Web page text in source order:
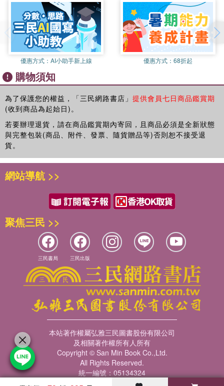
書推出中文版《近代日本論》（臺北：故鄉出版社，1987
年）。
二年後在北京的一家著名出版社也得我本人的同意，在大陸出
版《誰最了解日本？》（北京：中國文史出版社，1989年）。
於是我的日本近代史論，有東京、臺北、北京三種版本。三本
的內容完全一樣，但是書名各異，大概是因應所處地點而有不
論斷，並非追隨或模仿日本人的泛泛之論。在中國大陸出版，
則要比較臺灣與大睦的日本研究工夫，看誰最了解日本吧！至
於在臺灣，我一貫的主張做學問要有自己的理論體系，不以拾
洋人（不論是西洋人或東洋客）的牙慧為榮。
1979
(Japan As No.1)的暢銷書，中文譯本甚多，據說臺灣有五
種，大陸有三種。人們皆拾洋人的牙慧朗朗上口「日本第
怕還不自知為何變成這種地步。因為他們以美國人的價值觀，
即「經濟掛帥」去讚美日本、肯定日本，而忽視日本到達此
「第一」過程中的晦暗部分。老美在表面上好像氣魄很大，其
實目光如豆，心胸狹小，只在維護美國的利益，說穿了只站在
美國廠商的立場看問题。結果，《日本第一》這本書根本不能
帶給美國什麼教訓。我的這本《日本現代史》，旨在融會貫通
日本的「近代」與「現代」，為「日本第一」之謎尋求答案。
日本人現在很少談「近代化」，目前他們喜歡掛在嘴裏的是
「國際化」。本來「國際化」是世界霸權的美國強制於日本
的，現在是被動的日本轉變為主動，反而以「國際化」或「全
球化」為手段，追求其「經濟大國」、「政治大國」、甚至
「軍事大國」的目的。日本何去何從？日本可否成為亞洲各國
的典範？也是筆者一貫潛存的問題意識，希望各位給我指教。
許介鱗
1991年6月30日序於
五、天皇下凡人間
第三章 美軍占領—日本官僚智勝美國大兵
一、美軍單獨占領日本
二、美國間接統治日本
三、總司令部內的對立與抗爭
四、民主化政策先占優勢
五、反共勢力迎頭趕上
第四章 驅逐公職—使政敵下臺的政爭工具
一、驅逐中央軍國主義者
二、驅逐地方軍國主義者
三、財經界的驅逐
四、自由黨總裁鳩山一郎案
五、社會黨松本治一郎案
八、所謂「Y項」驅逐公職
第五章 財閥解體—經濟力集中的死灰復燃
一、財閥解散政策的形成與發展
二、四大財閥解散的經過
三、《愛德華茲報告書》與日方的對策
四、持股會社整理委員會的成立與運作
五、集排法的成立與演變
六、財閥的復活
第六章 農地改革—經濟結構的根本變革
二、第一次農地改革
四、農民運動的角色
五、對農地改革的評估
第七章 憲法制定—日美政治交易的原點
一、近衛文麿最先著手修憲
二、政府和內府爭奪修憲
優惠方式： AI小助手新上線 優惠方式： 68折起
購物須知
為了保護您的權益，「三民網路書店」 提供會員七日商品鑑賞期
(收到商品為起始日)。
若要辦理退貨，請在商品鑑賞期內寄回，且商品必須是全新狀態
與完整包裝(商品、附件、發票、隨貨贈品等)否則恕不接受退
貨。
網站導航 >>
聚焦三民 >>
三民書局 三民出版
本站著作權屬弘雅三民圖書股份有限公司
及相關著作權所有人所有
Copyright © San Min Book Co.,Ltd.
All Rights Reserved.
統一編號：05134324